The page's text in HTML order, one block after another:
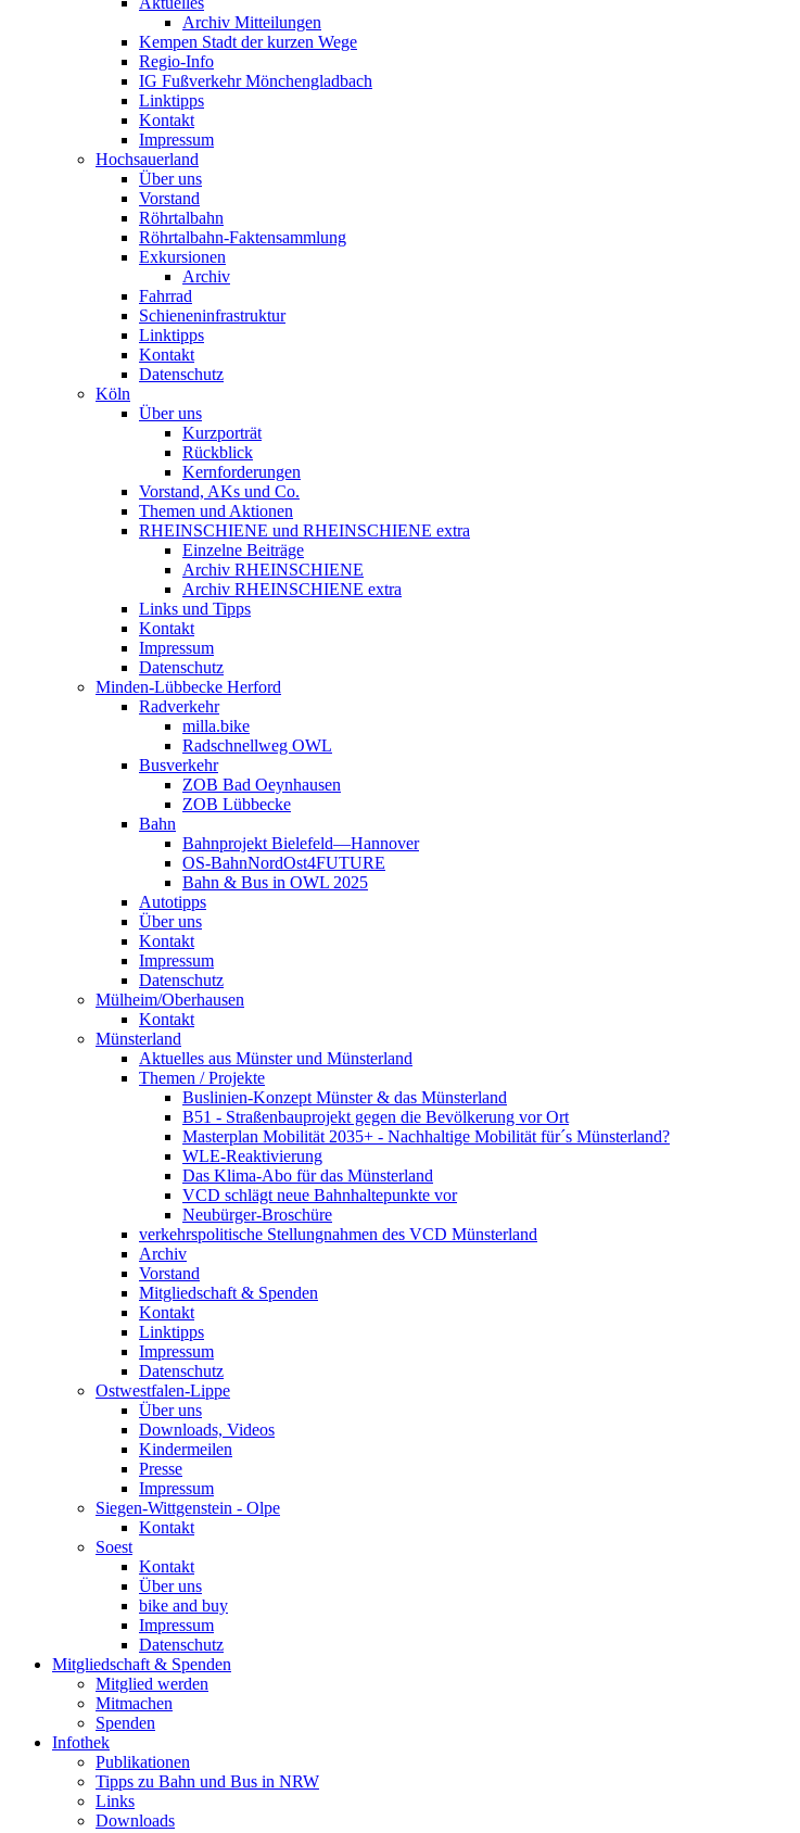
Archiv Mitteilungen
Kempen Stadt der kurzen Wege
Regio-Info
IG Fußverkehr Mönchengladbach
Linktipps
Kontakt
Impressum
Hochsauerland
Über uns
Vorstand
Röhrtalbahn
Röhrtalbahn-Faktensammlung
Exkursionen
Archiv
Fahrrad
Schieneninfrastruktur
Linktipps
Kontakt
Datenschutz
Köln
Über uns
Kurzporträt
Rückblick
Kernforderungen
Vorstand, AKs und Co.
Themen und Aktionen
RHEINSCHIENE und RHEINSCHIENE extra
Einzelne Beiträge
Archiv RHEINSCHIENE
Archiv RHEINSCHIENE extra
Links und Tipps
Kontakt
Impressum
Datenschutz
Minden-Lübbecke Herford
Radverkehr
milla.bike
Radschnellweg OWL
Busverkehr
ZOB Bad Oeynhausen
ZOB Lübbecke
Bahn
Bahnprojekt Bielefeld—Hannover
OS-BahnNordOst4FUTURE
Bahn & Bus in OWL 2025
Autotipps
Über uns
Kontakt
Impressum
Datenschutz
Mülheim/Oberhausen
Kontakt
Münsterland
Aktuelles aus Münster und Münsterland
Themen / Projekte
Buslinien-Konzept Münster & das Münsterland
B51 - Straßenbauprojekt gegen die Bevölkerung vor Ort
Masterplan Mobilität 2035+ - Nachhaltige Mobilität für´s Münsterland?
WLE-Reaktivierung
Das Klima-Abo für das Münsterland
VCD schlägt neue Bahnhaltepunkte vor
Neubürger-Broschüre
verkehrspolitische Stellungnahmen des VCD Münsterland
Archiv
Vorstand
Mitgliedschaft & Spenden
Kontakt
Linktipps
Impressum
Datenschutz
Ostwestfalen-Lippe
Über uns
Downloads, Videos
Kindermeilen
Presse
Impressum
Siegen-Wittgenstein - Olpe
Kontakt
Soest
Kontakt
Über uns
bike and buy
Impressum
Datenschutz
Mitgliedschaft & Spenden
Mitglied werden
Mitmachen
Spenden
Infothek
Publikationen
Tipps zu Bahn und Bus in NRW
Links
Downloads